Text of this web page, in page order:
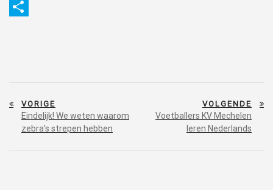
Email
Bericht
navigatie
VORIGE
Eindelijk! We weten waarom
zebra’s strepen hebben
VOLGENDE
Voetballers KV Mechelen
leren Nederlands